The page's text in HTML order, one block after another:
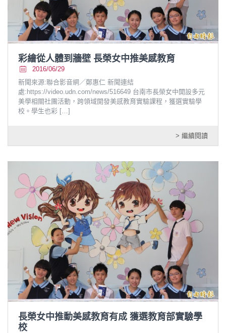
彩繪從人體到牆壁 長榮女中推美感教育
2016/06/29
新聞來源:聯合影音網／鄭惠仁 新聞連結
處:https://video.udn.com/news/516649 台南市長榮女中開設多元
美學相關社團活動，跨領域開發美感教育實驗課程，獲選實驗學
校。學生也彩 […]
> 繼續閱讀
長榮女中推動美感教育有成 獲選教育部實驗學
校